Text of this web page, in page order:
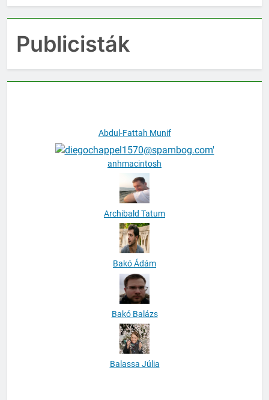
Publicisták
Abdul-Fattah Munif
anhmacintosh
Archibald Tatum
Bakó Ádám
Bakó Balázs